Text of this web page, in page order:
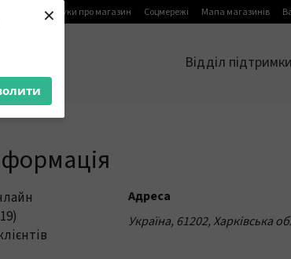
×
Відгуки про магазин Соцмережі Мапа магазинів
Відділ
Адреса
Україна, 61202, Харківська